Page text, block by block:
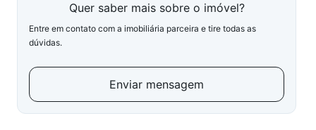
Quer saber mais sobre o imóvel?
Entre em contato com a imobiliária parceira e tire todas as
dúvidas.
Enviar mensagem